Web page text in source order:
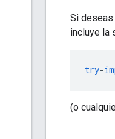
Si deseas
incluye la
try-
(o